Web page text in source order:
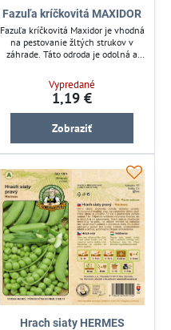
Fazuľa kríčkovitá MAXIDOR
Fazuľa kríčkovitá Maxidor je vhodná
na pestovanie žltých strukov v
záhrade. Táto odroda je odolná a
strukovej zeleniny. Ideálna pre
záhradkárov, ktorí hľadajú efektívny
spôsob pestovania fazule bez
náročnej starostlivosti. Poskytuje
kvalitné semená pre domáce
Vypredané
1,19 €
Zobraziť
Hrach siaty HERMES